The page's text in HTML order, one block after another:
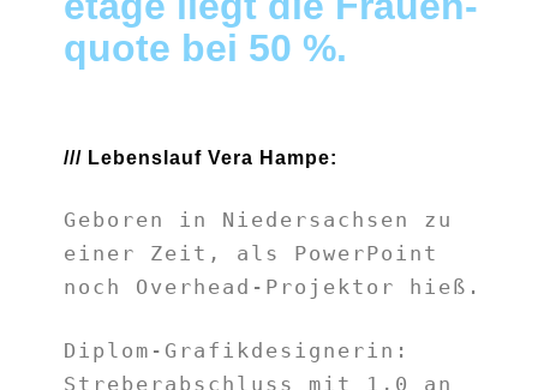
quote bei 50 %.
/// Lebenslauf Vera Hampe:
Geboren in Niedersachsen zu
einer Zeit, als PowerPoint
noch Overhead-Projektor hieß.
Diplom-Grafikdesignerin:
Streberabschluss mit 1,0 an